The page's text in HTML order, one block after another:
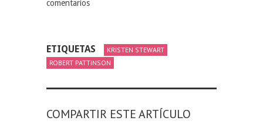
comentarios
ETIQUETAS
KRISTEN STEWART
ROBERT PATTINSON
COMPARTIR ESTE ARTÍCULO